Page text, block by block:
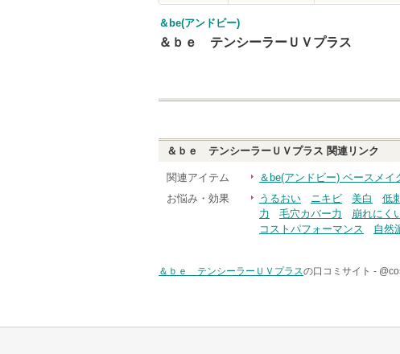
＆be(アンドビー)
＆ｂｅ テンシーラーＵＶプラス
＆ｂｅ テンシーラーＵＶプラス 関連リンク
関連アイテム ＆be(アンドビー) ベースメイ
お悩み・効果
うるおい ニキビ 美白 低
力
毛穴カバー力 崩れにく
コストパフォーマンス
自然
＆ｂｅ テンシーラーＵＶプラスの口コミサイト -